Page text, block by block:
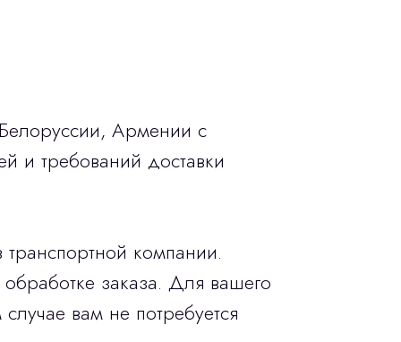
Армении с
и требований доставки
компании.
заказа. Для вашего
вам не потребуется